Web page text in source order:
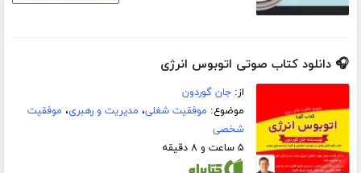
🎧 دانلود کتاب صوتی اتوبوس انرژی
از:جان گوردون
موضوع: موفقیت شغلی، مدیریت و رهبری، موفقیت
شخصی
۵ ساعت و ۸ دقیقه